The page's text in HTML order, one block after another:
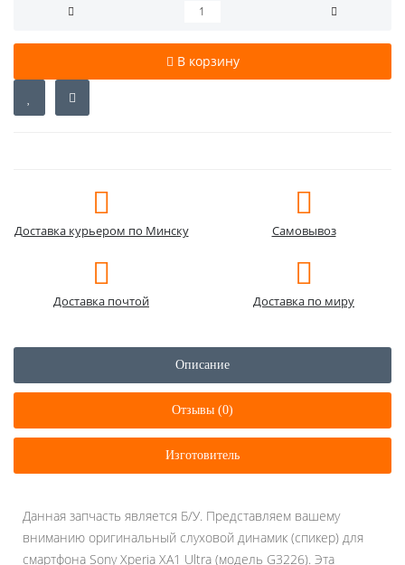
В корзину
Доставка курьером по Минску Самовывоз
Доставка почтой Доставка по миру
Описание
Отзывы (0)
Изготовитель
Данная запчасть является Б/У. Представляем вашему
вниманию оригинальный слуховой динамик (спикер) для
смартфона Sony Xperia XA1 Ultra (модель G3226). Эта